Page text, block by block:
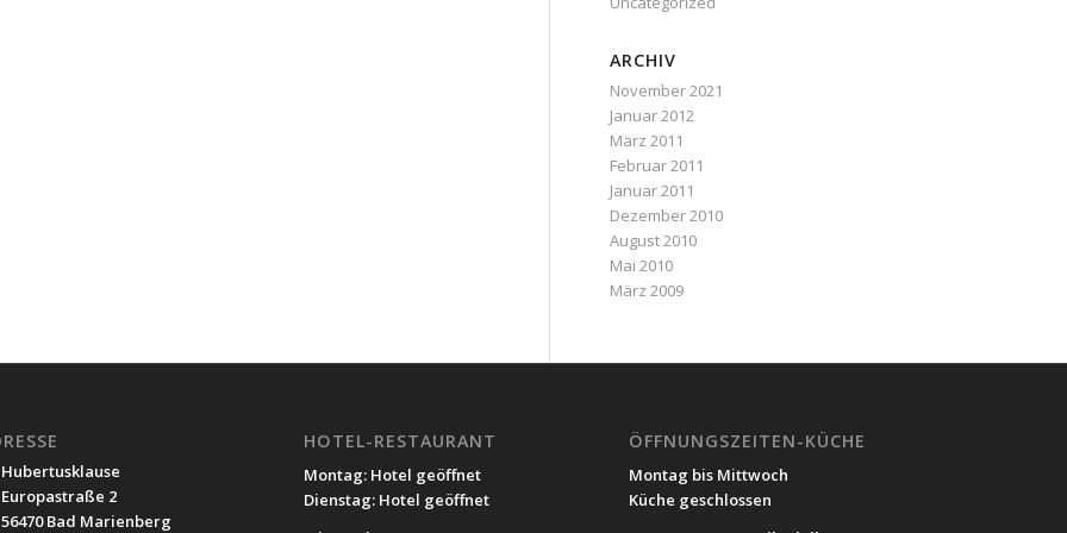
ARCHIV
November 2021
Januar 2012
März 2011
Februar 2011
Januar 2011
Dezember 2010
August 2010
Mai 2010
März 2009
Hubertusklause
Europastraße 2
56470 Bad Marienberg
HOTEL-RESTAURANT
Montag: Hotel geöffnet
Dienstag: Hotel geöffnet
ÖFFNUNGSZEITEN-KÜCHE
Montag bis Mittwoch
Küche geschlossen